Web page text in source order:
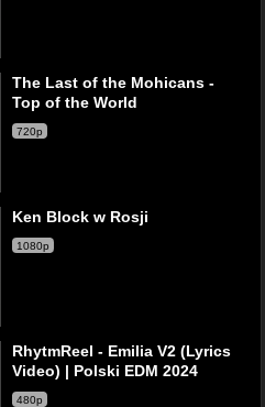
The Last of the Mohicans -
Top of the World
720p
Ken Block w Rosji
1080p
RhytmReel - Emilia V2 (Lyrics
Video) | Polski EDM 2024
480p